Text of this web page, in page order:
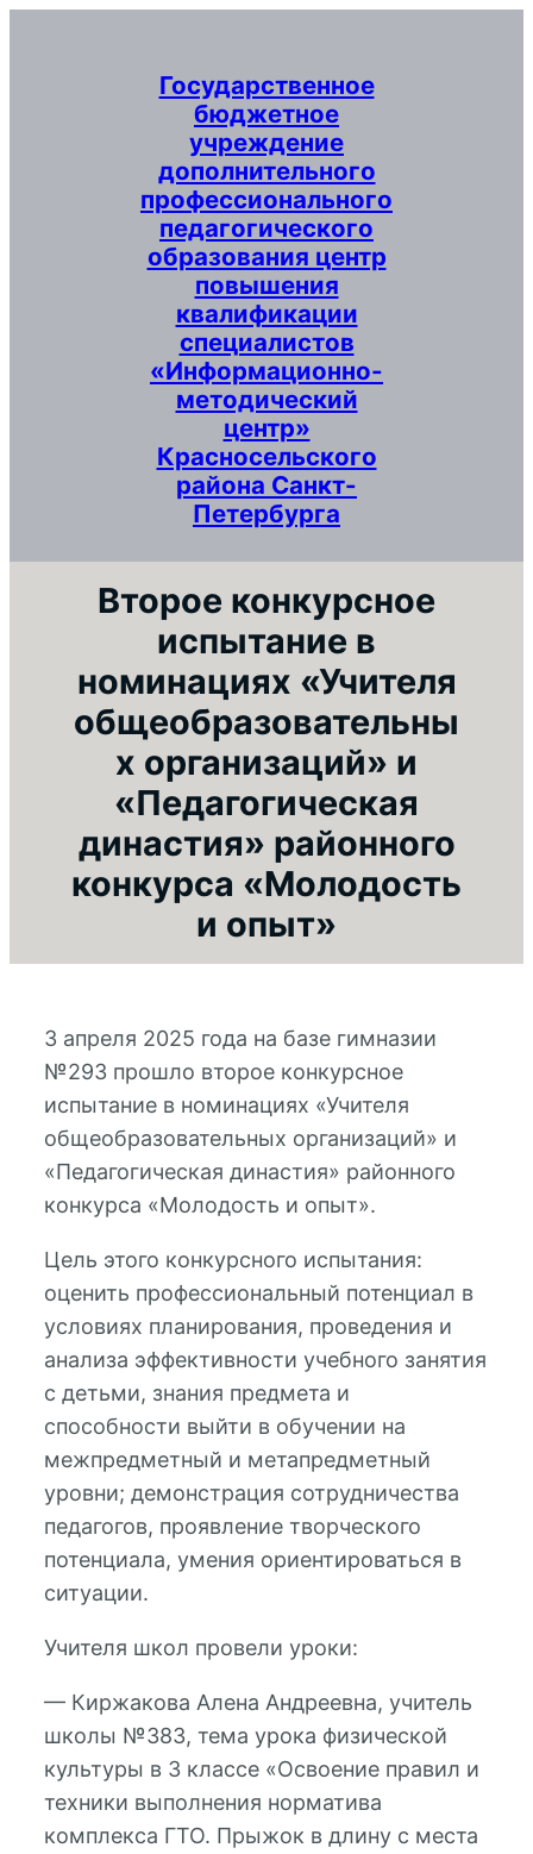
Государственное
бюджетное
учреждение
дополнительного
профессионального
педагогического
образования центр
повышения
квалификации
специалистов
«Информационно-
методический
центр»
Красносельского
района Санкт-
Петербурга
Второе конкурсное
испытание в
номинациях «Учителя
общеобразовательны
х организаций» и
«Педагогическая
династия» районного
конкурса «Молодость
и опыт»
3 апреля 2025 года на базе гимназии
№293 прошло второе конкурсное
испытание в номинациях «Учителя
общеобразовательных организаций» и
«Педагогическая династия» районного
конкурса «Молодость и опыт».
Цель этого конкурсного испытания:
оценить профессиональный потенциал в
условиях планирования, проведения и
анализа эффективности учебного занятия
с детьми, знания предмета и
способности выйти в обучении на
межпредметный и метапредметный
уровни; демонстрация сотрудничества
педагогов, проявление творческого
потенциала, умения ориентироваться в
ситуации.
Учителя школ провели уроки:
— Киржакова Алена Андреевна, учитель
школы №383, тема урока физической
культуры в 3 классе «Освоение правил и
техники выполнения норматива
комплекса ГТО. Прыжок в длину с места